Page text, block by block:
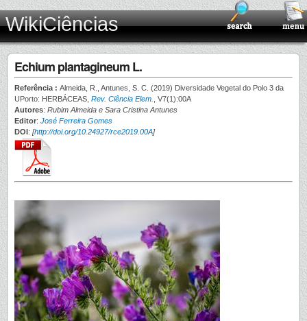
WikiCiências
Echium plantagineum L.
Referência : Almeida, R., Antunes, S. C. (2019) Diversidade Vegetal do Polo 3 da
UPorto: HERBÁCEAS, Rev. Ciência Elem.
, V7(1):00A
Autores: Rubim Almeida e Sara Cristina Antunes
Editor: José Ferreira Gomes
DOI: [http://doi.org/10.24927/rce2019.00A]